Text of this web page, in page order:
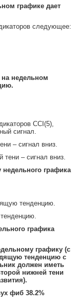
графике дает
следующее:
на недельном
CCI(5),
сигнал.
– сигнал вниз.
тени – сигнал вниз.
недельного графика
тенденцию.
графика
графику (с
тенденцию с
должен иметь
нижней тени
фиб 38.2%